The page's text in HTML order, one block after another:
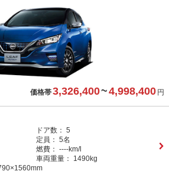
価格帯3,326,400~4,998,400 円
ドア数： 5
定員： 5名
燃費： ----km/l
車両重量：
1490kg